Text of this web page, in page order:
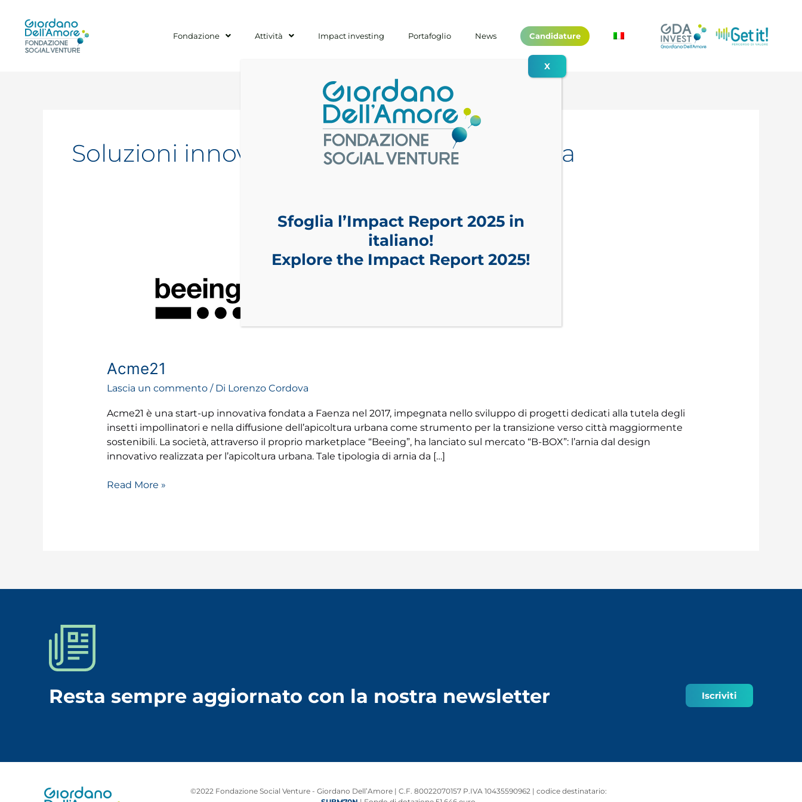
contenuto
Fondazione Attività Impact investing Portafoglio News Candidature
Soluzioni innovative per l'apicoltura urbana
Acme21
Lascia un commento / Di Lorenzo Cordova
Acme21 è una start-up innovativa fondata a Faenza nel 2017, impegnata nello sviluppo di progetti dedicati alla tutela degli
insetti impollinatori e nella diffusione dell’apicoltura urbana come strumento per la transizione verso città maggiormente
sostenibili. La società, attraverso il proprio marketplace “Beeing”, ha lanciato sul mercato “B-BOX”: l’arnia dal design
innovativo realizzata per l’apicoltura urbana. Tale tipologia di arnia da […]
Read More »
Resta sempre aggiornato con la nostra newsletter Iscriviti
©2022 Fondazione Social Venture - Giordano Dell’Amore | C.F. 80022070157 P.IVA 10435590962 | codice destinatario:
Sfoglia l’Impact Report 2025 in
italiano!
Explore the Impact Report 2025!